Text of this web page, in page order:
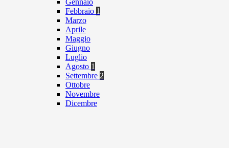
Gennaio
Febbraio 1
Marzo
Aprile
Maggio
Giugno
Luglio
Agosto 1
Settembre 2
Ottobre
Novembre
Dicembre